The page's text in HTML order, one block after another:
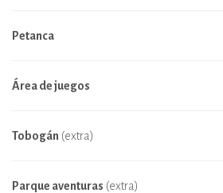
Petanca
Área de juegos
Tobogán (extra)
Parque aventuras (extra)